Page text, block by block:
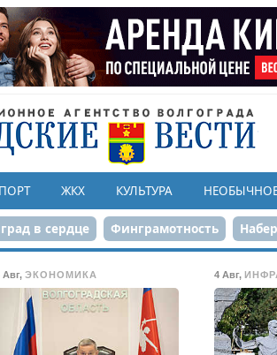
ЖКХ КУЛЬТУРА
в сердце Финграмотность
80-летие Победы Парк Героев-
Авг,ЭКОНОМИКА 4 Авг,